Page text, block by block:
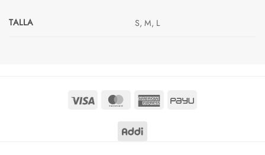
TALLA S, M, L
Visa MasterCardAmericanPayU